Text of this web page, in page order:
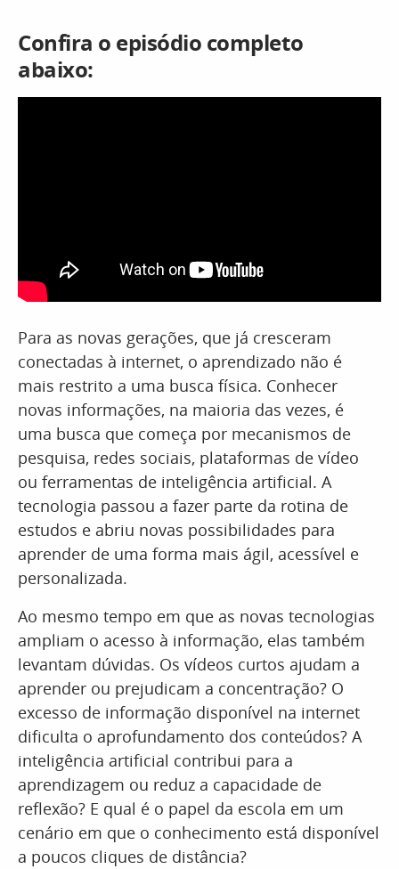
Confira o episódio completo
abaixo:
Para as novas gerações, que já cresceram
conectadas à internet, o aprendizado não é
mais restrito a uma busca física. Conhecer
novas informações, na maioria das vezes, é
uma busca que começa por mecanismos de
pesquisa, redes sociais, plataformas de vídeo
ou ferramentas de inteligência artificial. A
tecnologia passou a fazer parte da rotina de
estudos e abriu novas possibilidades para
aprender de uma forma mais ágil, acessível e
personalizada.
Ao mesmo tempo em que as novas tecnologias
ampliam o acesso à informação, elas também
levantam dúvidas. Os vídeos curtos ajudam a
aprender ou prejudicam a concentração? O
excesso de informação disponível na internet
dificulta o aprofundamento dos conteúdos? A
inteligência artificial contribui para a
aprendizagem ou reduz a capacidade de
reflexão? E qual é o papel da escola em um
cenário em que o conhecimento está disponível
a poucos cliques de distância?